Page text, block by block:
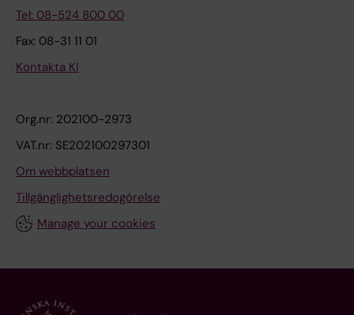
Tel: 08-524 800 00
Fax: 08-31 11 01
Kontakta KI
Org.nr: 202100-2973
VAT.nr: SE202100297301
Om webbplatsen
Tillgänglighetsredogörelse
Manage your cookies